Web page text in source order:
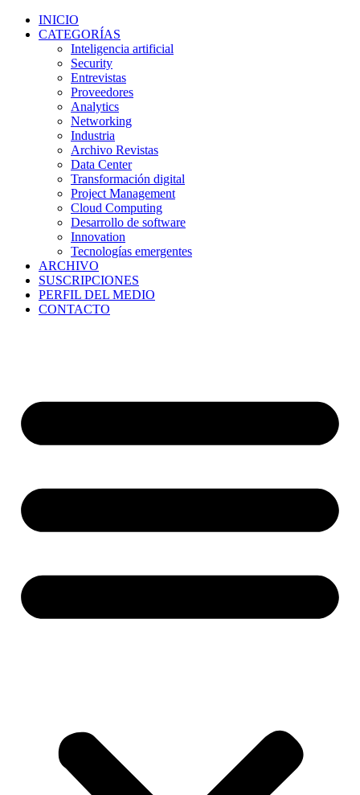
INICIO
CATEGORÍAS
Inteligencia artificial
Security
Entrevistas
Proveedores
Analytics
Networking
Industria
Archivo Revistas
Data Center
Transformación digital
Project Management
Cloud Computing
Desarrollo de software
Innovation
Tecnologías emergentes
ARCHIVO
SUSCRIPCIONES
PERFIL DEL MEDIO
CONTACTO